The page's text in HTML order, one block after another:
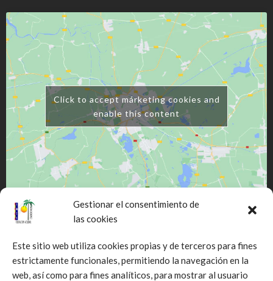
Gestionar el consentimiento de
las cookies
Este sitio web utiliza cookies propias y de terceros para fines
estrictamente funcionales, permitiendo la navegación en la
web, así como para fines analíticos, para mostrar al usuario
Click to accept márketing cookies and
enable this content